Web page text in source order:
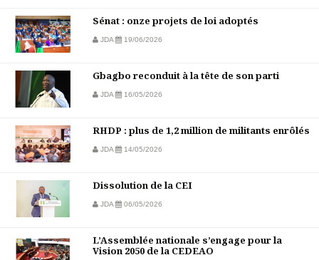
Sénat : onze projets de loi adoptés
JDA 19/06/2026
Gbagbo reconduit à la tête de son parti
JDA 16/05/2026
RHDP : plus de 1,2 million de militants enrôlés
JDA 14/05/2026
Dissolution de la CEI
JDA 06/05/2026
L’Assemblée nationale s’engage pour la
Vision 2050 de la CEDEAO